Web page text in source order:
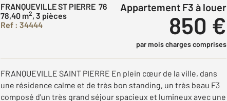
FRANQUEVILLE ST PIERRE 76
78,40 m2, 3 pièces
Ref : 34444
Appartement F3 à louer
850 €
par mois charges comprises
FRANQUEVILLE SAINT PIERRE En plein cœur de la ville, dans
une résidence calme et de très bon standing, un très beau F3
composé d'un très grand séjour spacieux et lumineux avec une